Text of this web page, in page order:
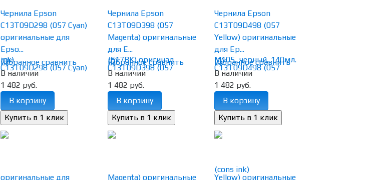
избранное сравнить
Чернила Epson
C13T09D298 (057 Cyan)
оригинальные для
Epso...
(0)
В наличии
1 482 руб.
В корзину
избранное сравнить
Чернила Epson
C13T09D398 (057
Magenta) оригинальные
для E...
(0)
В наличии
1 482 руб.
В корзину
избранное сравнить
Чернила Epson
C13T09D498 (057
Yellow) оригинальные
для Ep...
(0)
В наличии
1 482 руб.
В корзину